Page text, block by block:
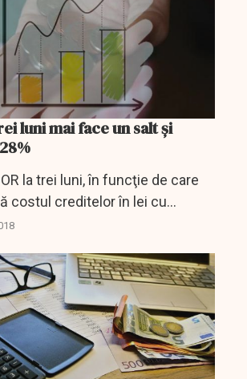
luni mai face un salt și
la trei luni, în funcţie de care
costul creditelor în lei cu
a urcat vineri pe piaţa